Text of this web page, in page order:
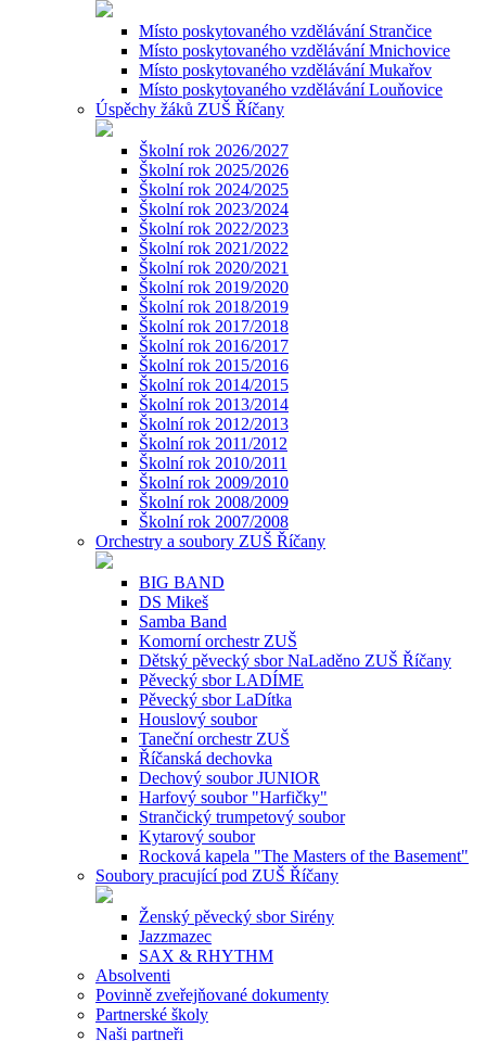
Místo poskytovaného vzdělávání Strančice
Místo poskytovaného vzdělávání Mnichovice
Místo poskytovaného vzdělávání Mukařov
Místo poskytovaného vzdělávání Louňovice
Úspěchy žáků ZUŠ Říčany
Školní rok 2026/2027
Školní rok 2025/2026
Školní rok 2024/2025
Školní rok 2023/2024
Školní rok 2022/2023
Školní rok 2021/2022
Školní rok 2020/2021
Školní rok 2019/2020
Školní rok 2018/2019
Školní rok 2017/2018
Školní rok 2016/2017
Školní rok 2015/2016
Školní rok 2014/2015
Školní rok 2013/2014
Školní rok 2012/2013
Školní rok 2011/2012
Školní rok 2010/2011
Školní rok 2009/2010
Školní rok 2008/2009
Školní rok 2007/2008
Orchestry a soubory ZUŠ Říčany
BIG BAND
DS Mikeš
Samba Band
Komorní orchestr ZUŠ
Dětský pěvecký sbor NaLaděno ZUŠ Říčany
Pěvecký sbor LADÍME
Pěvecký sbor LaDítka
Houslový soubor
Taneční orchestr ZUŠ
Říčanská dechovka
Dechový soubor JUNIOR
Harfový soubor "Harfičky"
Strančický trumpetový soubor
Kytarový soubor
Rocková kapela "The Masters of the Basement"
Soubory pracující pod ZUŠ Říčany
Ženský pěvecký sbor Sirény
Jazzmazec
SAX & RHYTHM
Absolventi
Povinně zveřejňované dokumenty
Partnerské školy
Naši partneři